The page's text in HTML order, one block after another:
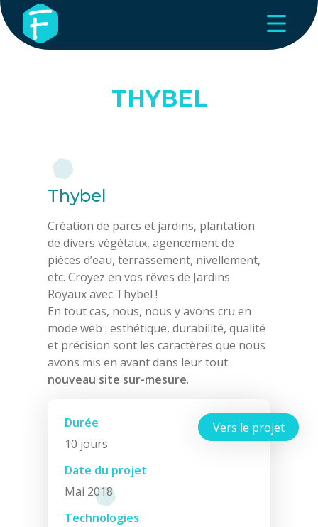
THYBEL
Thybel
Création de parcs et jardins, plantation
de divers végétaux, agencement de
pièces d’eau, terrassement, nivellement,
etc. Croyez en vos rêves de Jardins
Royaux avec Thybel !
En tout cas, nous, nous y avons cru en
mode web : esthétique, durabilité, qualité
et précision sont les caractères que nous
avons mis en avant dans leur tout
nouveau site sur-mesure.
Durée
10 jours
Date du projet
Mai 2018
Technologies
Vers le projet